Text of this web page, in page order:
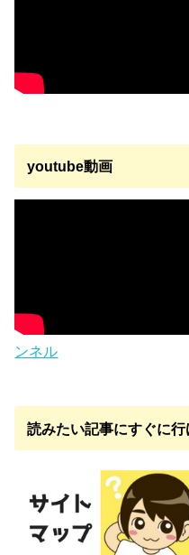
youtube動画
ンネル
読みたい記事にすぐに